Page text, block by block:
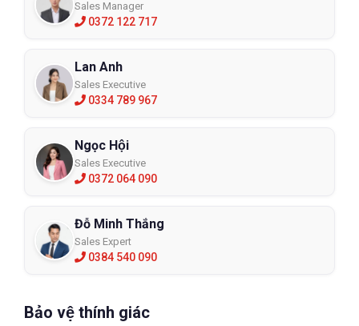
Sales Manager
0372 122 717
Lan Anh
Sales Executive
0334 789 967
Ngọc Hội
Sales Executive
0372 064 090
Đỗ Minh Thắng
Sales Expert
0384 540 090
Bảo vệ thính giác